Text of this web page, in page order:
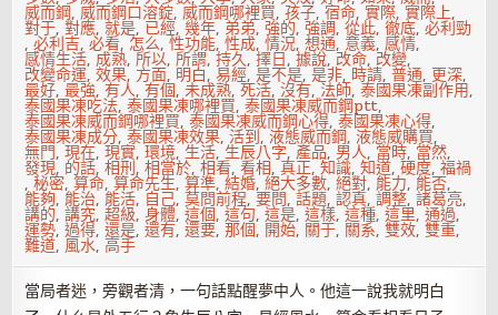
威而鋼,威而鋼口溶錠,威而鋼哪裡買,孩子,宿命,實際,實際上,
對于,對應,就是, 已經,幾年, 弟弟,強的,強調,從此,徹底,必利勁
,必利吉,必看, 怎么,性功能,性成,情況,想通, 意義,感情,
感情生活,成熟,所以,所謂,持久,擇日,據說, 改命, 改變,
改變命運,效果, 方面, 明白,易經,是不是,是非, 時請,普通, 更深,
最好,最強,有人,有個,未成熟,死活,沒有,法師,泰國果凍副作用,
泰國果凍吃法,泰國果凍哪裡買,泰國果凍威而鋼ptt,
泰國果凍威而鋼哪裡買,泰國果凍威而鋼心得,泰國果凍心得,
泰國果凍成分,泰國果凍效果,活到,液態威而鋼,液態威購買,
無門,現在,現實,環境,生活,生辰八字,產品, 男人, 當時, 當然,
發現, 的話,相刑,相當於,相看,看相,真正,知識,知道,硬度,福禍
,秘密,算命,算命先生,算準,結婚,絕大多數,絕對,能力, 能否,
能夠,能治,能活, 自己,莫問前程,要問,話題,認真,調整,諸葛亮,
講的,講究,超級,身體,這個,這句,這是,這樣,這種,這里,通過,
運勢,過得,還是,還有,還要,那個, 開始, 關于, 關系,雙效,雙重,
難道, 風水,高手
當局者迷，旁觀者清，一句話點醒夢中人。他這一說我就明白